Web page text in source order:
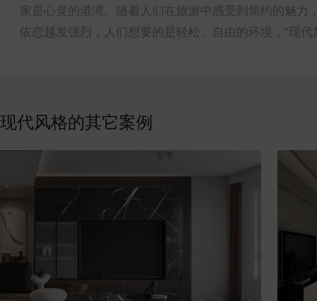
家是心灵的港湾。随着人们在旅游中感受到简约的魅力
依恋越发强烈，人们想要的是轻松、自由的环境，“现
现代风格的其它案例